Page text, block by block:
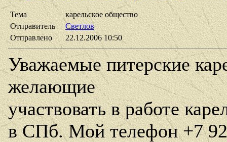
Тема
карельское общество
Отправитель
Светлов
Отправлено
22.12.2006 10:50
Уважаемые питерские
желающие
участвовать в работе
в СПб. Мой телефон +7